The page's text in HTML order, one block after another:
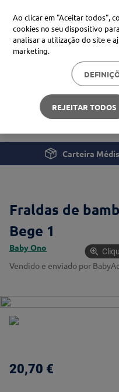
Procure no Marketplace
Pesquisas mais comuns
xiaomi
4º svr
Gravidez e Bebé
Fraldas de bambu Baby
Carteira Médis
Fraldas de
Bege 1
Baby Ono
Vendido e enviado por
20,70 €
Ao clicar em "Aceitar todos",
cookies no seu dispositivo
analisar a utilização do site e
marketing.
REJEITAR TODOS